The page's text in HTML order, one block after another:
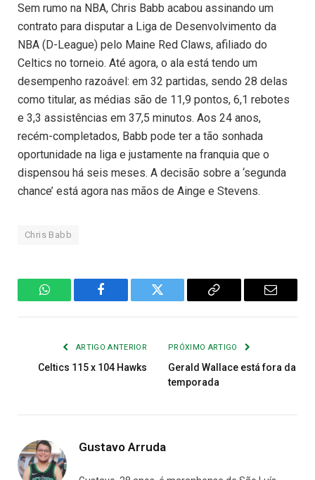
Sem rumo na NBA, Chris Babb acabou assinando um
contrato para disputar a Liga de Desenvolvimento da
NBA (D-League) pelo Maine Red Claws, afiliado do
Celtics no torneio. Até agora, o ala está tendo um
desempenho razoável: em 32 partidas, sendo 28 delas
como titular, as médias são de 11,9 pontos, 6,1 rebotes
e 3,3 assistências em 37,5 minutos. Aos 24 anos,
recém-completados, Babb pode ter a tão sonhada
oportunidade na liga e justamente na franquia que o
dispensou há seis meses. A decisão sobre a ‘segunda
chance’ está agora nas mãos de Ainge e Stevens.
Chris Babb
WhatsAppFacebook Twitter
Copiar
E-
ARTIGO ANTERIOR
Celtics 115 x 104 Hawks
PRÓXIMO ARTIGO
Gerald Wallace está fora da
temporada
Gustavo Arruda